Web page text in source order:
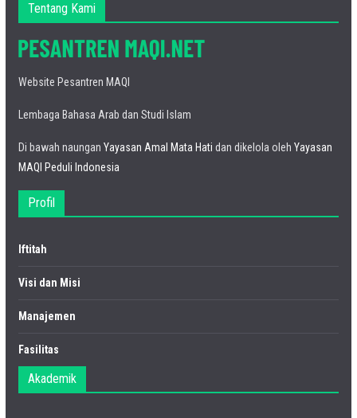
Tentang Kami
Website Pesantren MAQI
Lembaga Bahasa Arab dan Studi Islam
Di bawah naungan Yayasan Amal Mata Hati dan dikelola oleh Yayasan
MAQI Peduli Indonesia
Profil
Iftitah
Visi dan Misi
Manajemen
Fasilitas
Akademik